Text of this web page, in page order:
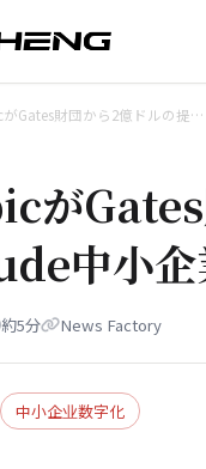
Gates財団から2億ドルの提…
Gates
中小
約5分 News Factory
中小企业数字化